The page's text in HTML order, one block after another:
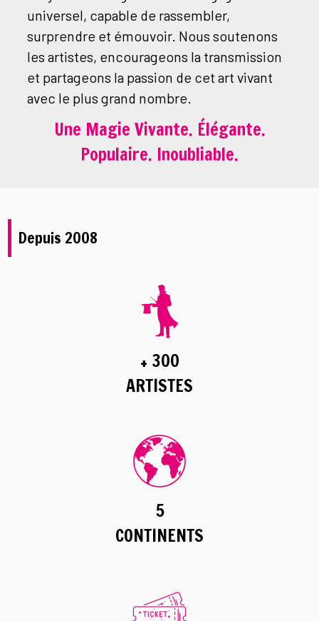
universel, capable de rassembler,
surprendre et émouvoir. Nous soutenons
les artistes, encourageons la transmission
et partageons la passion de cet art vivant
avec le plus grand nombre.
Une Magie Vivante. Élégante.
Populaire. Inoubliable.
Depuis 2008
+ 300
ARTISTES
5
CONTINENTS